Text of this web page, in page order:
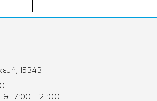
15343
17:00 - 21:00